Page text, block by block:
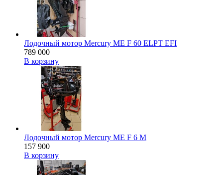
Лодочный мотор Mercury ME F 60 ELPT EFI
789 000
В корзину
Лодочный мотор Mercury ME F 6 M
157 900
В корзину